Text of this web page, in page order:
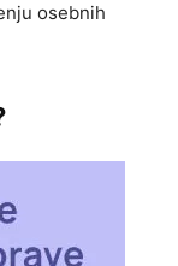
osebnih